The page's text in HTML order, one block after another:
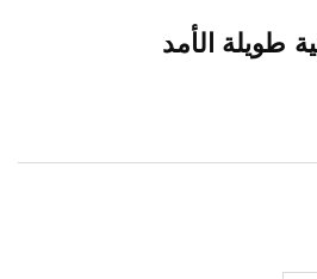
طويلة الأمد